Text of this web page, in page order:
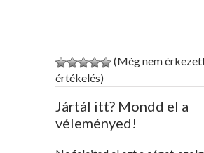
(Még nem
értékelés)
Jártál itt? Mondd el a
véleményed!